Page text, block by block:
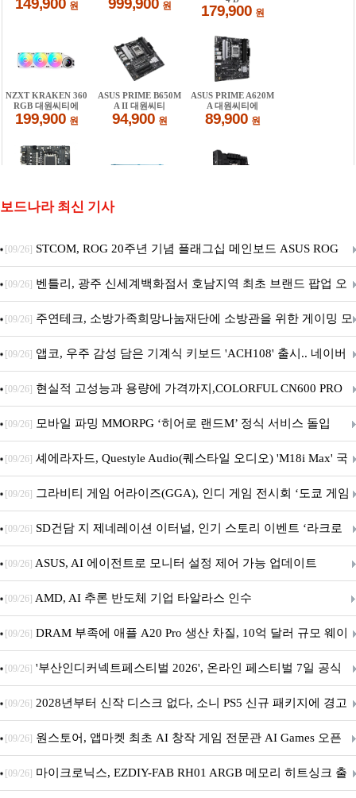
보드나라 최신 기사
[09/26] STCOM, ROG 20주년 기념 플래그십 메인보드 ASUS ROG
Crosshair X870E EDITION 20 국내 출시 예정
[09/26] 벤틀리, 광주 신세계백화점서 호남지역 최초 브랜드 팝업 오
픈
[09/26] 주연테크, 소방가족희망나눔재단에 소방관을 위한 게이밍 모
니터·스마트 펫 침대 기부
[09/26] 앱코, 우주 감성 담은 기계식 키보드 'ACH108' 출시.. 네이버
브랜드데이 기획전 진행
[09/26] 현실적 고성능과 용량에 가격까지,COLORFUL CN600 PRO
M.2 NVMe 디앤디컴 1TB
[09/26] 모바일 파밍 MMORPG ‘히어로 랜드M’ 정식 서비스 돌입
[09/26] 셰에라자드, Questyle Audio(퀘스타일 오디오) 'M18i Max' 국
내 정식 출시
[09/26] 그라비티 게임 어라이즈(GGA), 인디 게임 전시회 ‘도쿄 게임
던전 13’ 참가!
[09/26] SD건담 지 제네레이션 이터널, 인기 스토리 이벤트 ‘라크로
아의 용사’ 재개최 및 풍성한 기념 이벤트 실시!
[09/26] ASUS, AI 에이전트로 모니터 설정 제어 가능 업데이트
[09/26] AMD, AI 추론 반도체 기업 타알라스 인수
[09/26] DRAM 부족에 애플 A20 Pro 생산 차질, 10억 달러 규모 웨이
퍼 대기
[09/26] '부산인디커넥트페스티벌 2026', 온라인 페스티벌 7일 공식
개막... 22일간 진행
[09/26] 2028년부터 신작 디스크 없다, 소니 PS5 신규 패키지에 경고
문 추가
[09/26] 원스토어, 앱마켓 최초 AI 창작 게임 전문관 AI Games 오픈
[09/26] 마이크로닉스, EZDIY-FAB RH01 ARGB 메모리 히트싱크 출